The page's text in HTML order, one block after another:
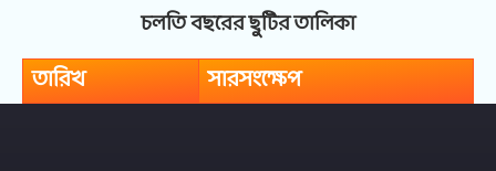
চলতি বছরের ছুটির তালিকা
তারিখ সারসংক্ষেপ